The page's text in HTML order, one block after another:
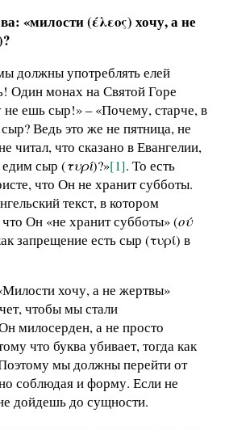
«милости(έλεος) хочу, а не
должны употреблять елей
Один монах на Святой Горе
не ешь сыр!» – «Почему, старче, в
Ведь это же не пятница, не
читал, что сказано в Евангелии,
сыр (τυρί)?»[1]. То есть
что Он не хранит субботы.
текст, в котором
Он «не хранит субботы» (ού
запрещение есть сыр (τυρί) в
хочу, а не жертвы»
чтобы мы стали
милосерден, а не просто
что буква убивает, тогда как
мы должны перейти от
соблюдая и форму. Если не
дойдешь до сущности.